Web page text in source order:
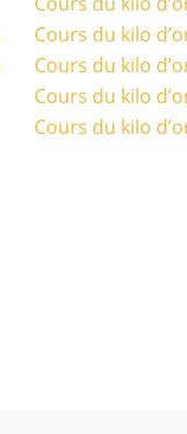
Cours du kilo
Cours du kilo
Cours du kilo
Cours du kilo